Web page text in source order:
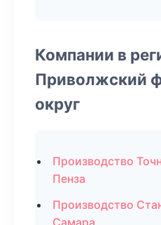
Компании в
Приволжский
округ
Производство
Пенза
Производство
Самара